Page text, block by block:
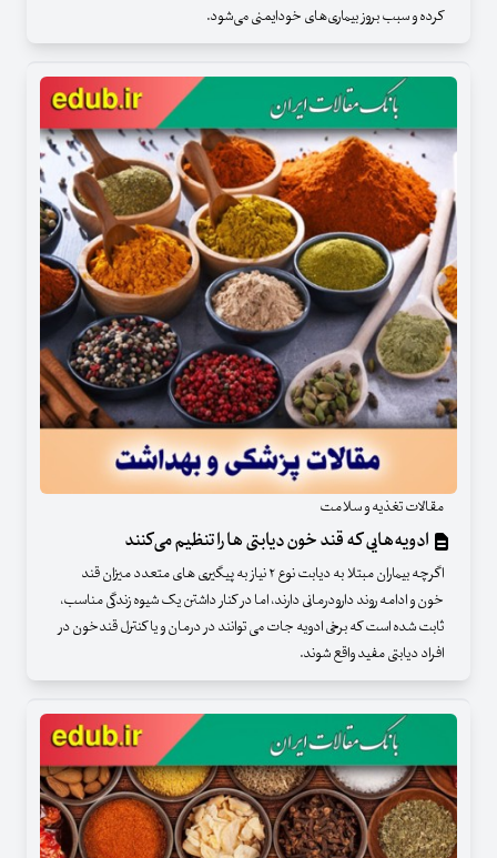
کرده و سبب بروز بیماری‌های خودایمنی می‌شود.
مقالات تغذیه و سلامت
ادویه‌هایی که قند خون دیابتی ها را تنظیم می‌کنند
اگرچه بیماران مبتلا به دیابت نوع ۲ نیاز به پیگیری های متعدد میزان قند
خون و ادامه روند دارودرمانی دارند، اما در کنار داشتن یک شیوه زندگی مناسب،
ثابت شده است که برخی ادویه جات می توانند در درمان و یا کنترل قندخون در
افراد دیابتی مفید واقع شوند.